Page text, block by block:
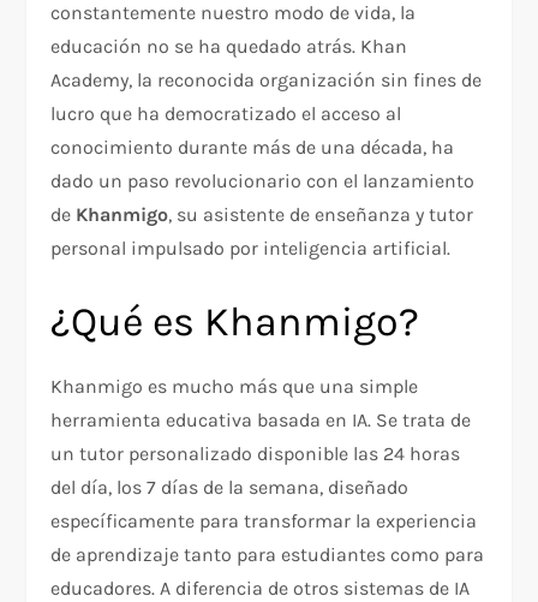
constantemente nuestro modo de vida, la
educación no se ha quedado atrás. Khan
Academy, la reconocida organización sin fines de
lucro que ha democratizado el acceso al
conocimiento durante más de una década, ha
dado un paso revolucionario con el lanzamiento
de Khanmigo, su asistente de enseñanza y tutor
personal impulsado por inteligencia artificial.
¿Qué es Khanmigo?
Khanmigo es mucho más que una simple
herramienta educativa basada en IA. Se trata de
un tutor personalizado disponible las 24 horas
del día, los 7 días de la semana, diseñado
específicamente para transformar la experiencia
de aprendizaje tanto para estudiantes como para
educadores. A diferencia de otros sistemas de IA